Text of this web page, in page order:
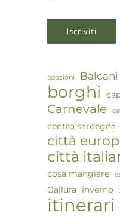
adozioni Balcani
borghi
Carnevale
centro sardegna
città
città
cosa mangiare
Gallura inverno
itinerari